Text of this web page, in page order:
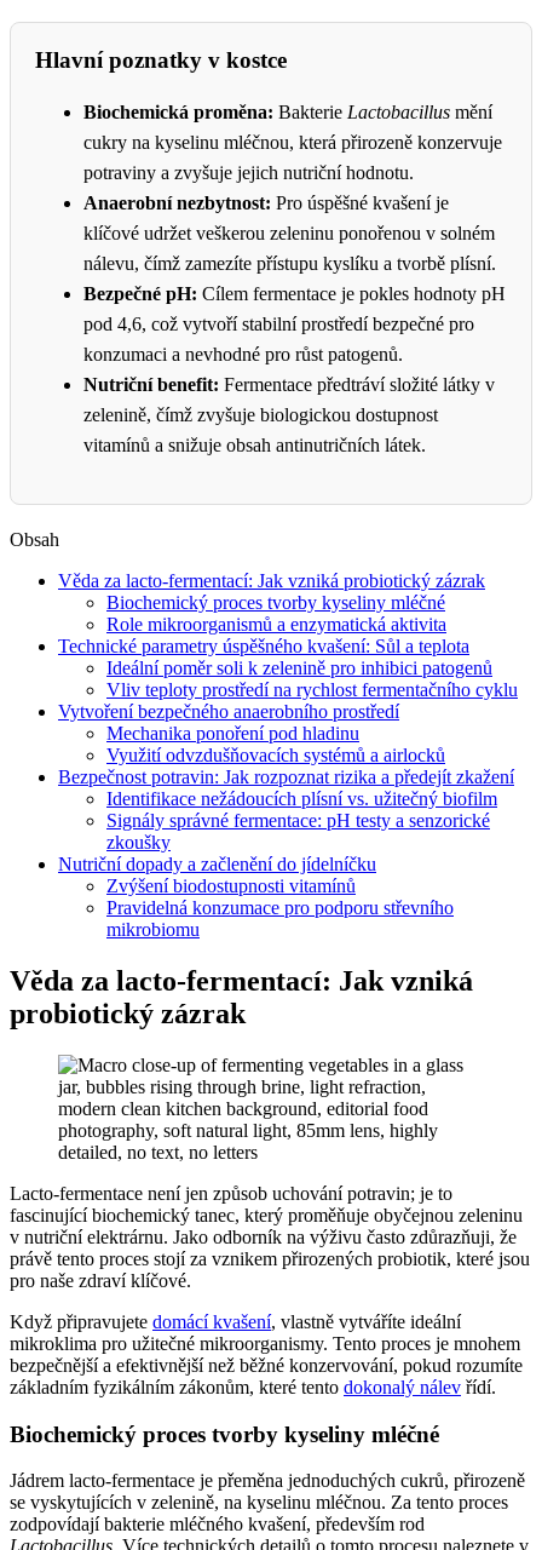
Hlavní poznatky v kostce
Biochemická proměna: Bakterie Lactobacillus mění
cukry na kyselinu mléčnou, která přirozeně konzervuje
potraviny a zvyšuje jejich nutriční hodnotu.
Anaerobní nezbytnost: Pro úspěšné kvašení je
klíčové udržet veškerou zeleninu ponořenou v solném
nálevu, čímž zamezíte přístupu kyslíku a tvorbě plísní.
Bezpečné pH: Cílem fermentace je pokles hodnoty pH
pod 4,6, což vytvoří stabilní prostředí bezpečné pro
konzumaci a nevhodné pro růst patogenů.
Nutriční benefit: Fermentace předtráví složité látky v
zelenině, čímž zvyšuje biologickou dostupnost
vitamínů a snižuje obsah antinutričních látek.
Obsah
Věda za lacto-fermentací: Jak vzniká probiotický zázrak
Biochemický proces tvorby kyseliny mléčné
Role mikroorganismů a enzymatická aktivita
Technické parametry úspěšného kvašení: Sůl a teplota
Ideální poměr soli k zelenině pro inhibici patogenů
Vliv teploty prostředí na rychlost fermentačního cyklu
Vytvoření bezpečného anaerobního prostředí
Mechanika ponoření pod hladinu
Využití odvzdušňovacích systémů a airlocků
Bezpečnost potravin: Jak rozpoznat rizika a předejít zkažení
Identifikace nežádoucích plísní vs. užitečný biofilm
Signály správné fermentace: pH testy a senzorické
zkoušky
Nutriční dopady a začlenění do jídelníčku
Zvýšení biodostupnosti vitamínů
Pravidelná konzumace pro podporu střevního
mikrobiomu
Věda za lacto-fermentací: Jak vzniká
probiotický zázrak
Lacto-fermentace není jen způsob uchování potravin; je to
fascinující biochemický tanec, který proměňuje obyčejnou zeleninu
v nutriční elektrárnu. Jako odborník na výživu často zdůrazňuji, že
právě tento proces stojí za vznikem přirozených probiotik, které jsou
pro naše zdraví klíčové.
Když připravujete domácí kvašení, vlastně vytváříte ideální
mikroklima pro užitečné mikroorganismy. Tento proces je mnohem
bezpečnější a efektivnější než běžné konzervování, pokud rozumíte
základním fyzikálním zákonům, které tento dokonalý nálev řídí.
Biochemický proces tvorby kyseliny mléčné
Jádrem lacto-fermentace je přeměna jednoduchých cukrů, přirozeně
se vyskytujících v zelenině, na kyselinu mléčnou. Za tento proces
zodpovídají bakterie mléčného kvašení, především rod